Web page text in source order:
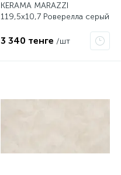
KERAMA MARAZZI
119,5х10,7 Роверелла серый
3 340 тенге /шт